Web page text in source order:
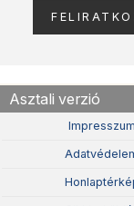
Asztali verzió
Impresszum